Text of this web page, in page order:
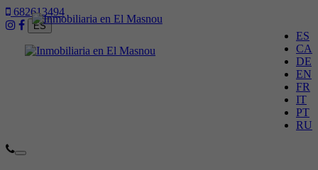
682613494
ES
ES
CA
DE
EN
FR
IT
PT
RU
Toggle